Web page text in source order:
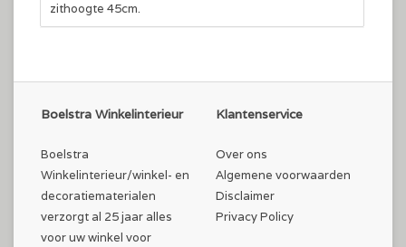
zithoogte 45cm.
Boelstra Winkelinterieur
Boelstra
Winkelinterieur/winkel- en
decoratiematerialen
verzorgt al 25 jaar alles
voor uw winkel voor
Klantenservice
Over ons
Algemene voorwaarden
Disclaimer
Privacy Policy